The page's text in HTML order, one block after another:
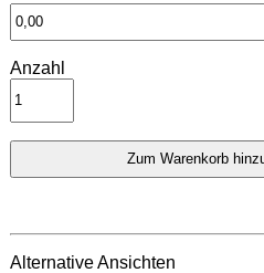
Anzahl
Alternative Ansichten